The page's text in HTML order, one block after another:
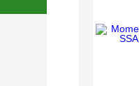
QLS 180M环保农业领域